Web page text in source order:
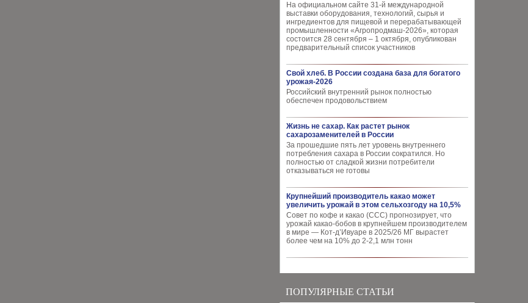
На официальном сайте 31-й международной
выставки оборудования, технологий, сырья и
ингредиентов для пищевой и перерабатывающей
промышленности «Агропродмаш-2026», которая
состоится 28 сентября – 1 октября, опубликован
предварительный список участников
Свой хлеб. В России создана база для богатого
урожая-2026
Российский внутренний рынок полностью
обеспечен продовольствием
Жизнь не сахар. Как растет рынок
сахарозаменителей в России
За прошедшие пять лет уровень внутреннего
потребления сахара в России сократился. Но
полностью от сладкой жизни потребители
отказываться не готовы
Крупнейший производитель какао может
увеличить урожай в этом сельхозгоду на 10,5%
Совет по кофе и какао (CCC) прогнозирует, что
урожай какао-бобов в крупнейшем производителем
в мире — Кот-д’Ивуаре в 2025/26 МГ вырастет
более чем на 10% до 2-2,1 млн тонн
ПОПУЛЯРНЫЕ СТАТЬИ